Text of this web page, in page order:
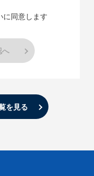
に同意します
へ
を見る